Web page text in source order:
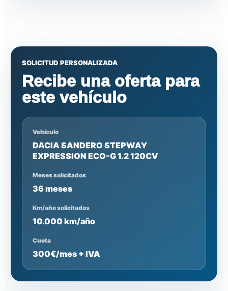
SOLICITUD PERSONALIZADA
Recibe una oferta para
este vehículo
Vehículo
DACIA SANDERO STEPWAY
EXPRESSION ECO-G 1.2 120CV
Meses solicitados
36 meses
Km/año solicitados
10.000 km/año
Cuota
300€/mes + IVA